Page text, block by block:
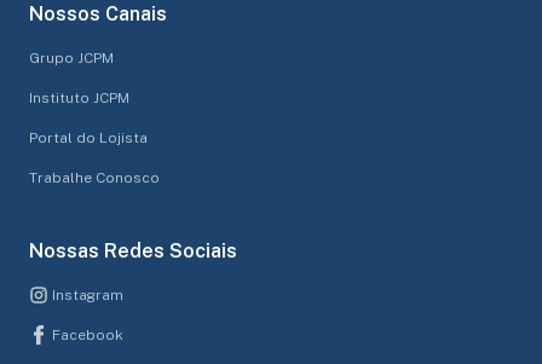
Nossos Canais
Grupo JCPM
Instituto JCPM
Portal do Lojista
Trabalhe Conosco
Nossas Redes Sociais
Instagram
Facebook